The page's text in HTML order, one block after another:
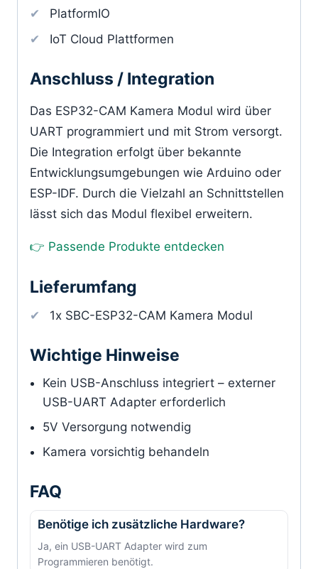
PlatformIO
IoT Cloud Plattformen
Anschluss / Integration
Das ESP32-CAM Kamera Modul wird über
UART programmiert und mit Strom versorgt.
Die Integration erfolgt über bekannte
Entwicklungsumgebungen wie Arduino oder
ESP-IDF. Durch die Vielzahl an Schnittstellen
lässt sich das Modul flexibel erweitern.
👉 Passende Produkte entdecken
Lieferumfang
1x SBC-ESP32-CAM Kamera Modul
Wichtige Hinweise
Kein USB-Anschluss integriert – externer
USB-UART Adapter erforderlich
5V Versorgung notwendig
Kamera vorsichtig behandeln
FAQ
Benötige ich zusätzliche Hardware?
Ja, ein USB-UART Adapter wird zum
Programmieren benötigt.